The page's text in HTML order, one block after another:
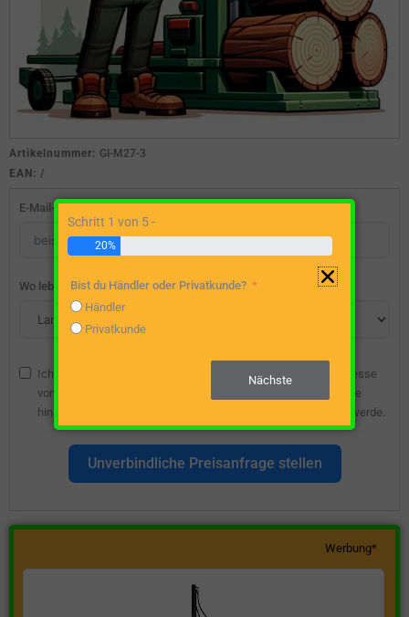
Artikelnummer: GI-M27-3
EAN: /
E-Mail-Adresse
Wo lebst du?
Ich bin damit einverstanden, dass die angegebene E-Mail-Adresse
vom Webseitenbetreiber gespeichert wird, damit ich über diese
hinsichtlich eines unverbindlichen Preisangebots kontaktiert werde.
Unverbindliche Preisanfrage stellen
Werbung*
Schritt 1 von 5 -
20%
Bist du Händler oder Privatkunde?
Händler
Privatkunde
Nächste